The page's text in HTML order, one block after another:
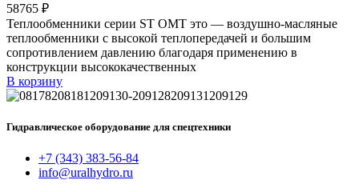
58765 ₽
Теплообменники серии ST OMT это — воздушно-масляные
теплообменники с высокой теплопередачей и большим
сопротивлением давлению благодаря применению в
конструкции высококачественных
В корзину
Гидравлическое оборудование для спецтехники
+7 (343) 383-56-84
info@uralhydro.ru